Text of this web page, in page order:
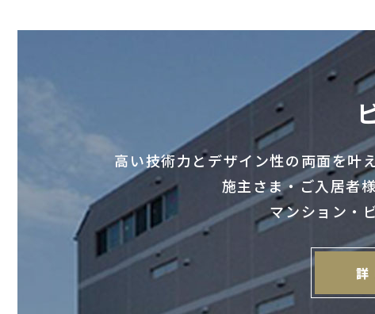
高い技術力とデザイン性の両面を叶
施主さま・ご入居者
マンション・